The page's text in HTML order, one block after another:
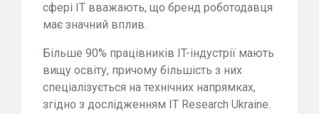
сфері ІТ вважають, що бренд роботодавця
має значний вплив.
Більше 90% працівників IT-індустрії мають
вищу освіту, причому більшість з них
спеціалізується на технічних напрямках,
згідно з дослідженням IT Research Ukraine.